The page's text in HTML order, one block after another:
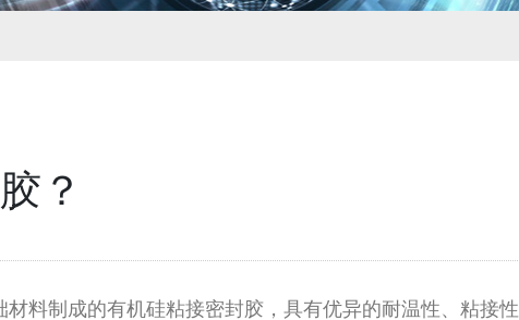
？
料制成的有机硅粘接密封胶，具有优异的耐温性、粘接性